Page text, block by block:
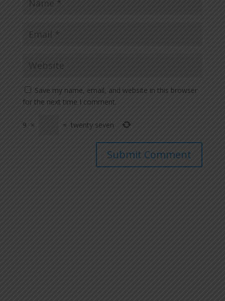
Save my name, email, and website in this browser
for the next time I comment.
9 × = twenty seven